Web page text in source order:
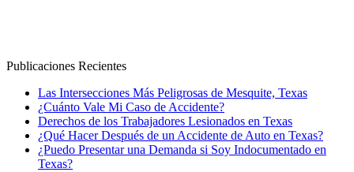
Publicaciones Recientes
Las Intersecciones Más Peligrosas de Mesquite, Texas
¿Cuánto Vale Mi Caso de Accidente?
Derechos de los Trabajadores Lesionados en Texas
¿Qué Hacer Después de un Accidente de Auto en Texas?
¿Puedo Presentar una Demanda si Soy Indocumentado en
Texas?